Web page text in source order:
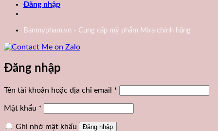
Đăng nhập
Banmypham.vn - Cung cấp mỹ phẩm Mira chính hãng
Đăng nhập
Tên tài khoản hoặc địa chỉ email *
Mật khẩu *
Ghi nhớ mật khẩu
Đăng nhập